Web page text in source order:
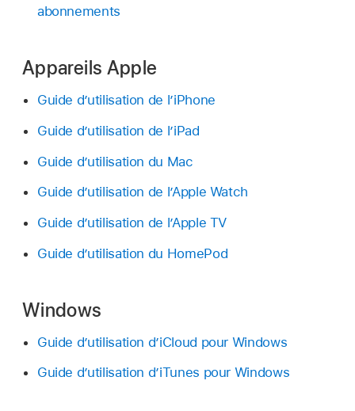
abonnements
Appareils Apple
Guide d’utilisation de l’iPhone
Guide d’utilisation de l’iPad
Guide d’utilisation du Mac
Guide d’utilisation de l’Apple Watch
Guide d’utilisation de l’Apple TV
Guide d’utilisation du HomePod
Windows
Guide d’utilisation d’iCloud pour Windows
Guide d’utilisation d’iTunes pour Windows